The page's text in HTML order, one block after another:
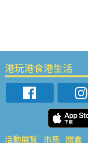
港玩港食港生活
活動展覽 市集 開倉